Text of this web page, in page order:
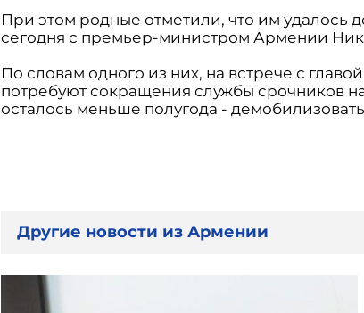
При этом родные отметили, что им удалось
сегодня с премьер-министром Армении
По словам одного из них, на встрече с
потребуют сокращения службы срочников
осталось меньше полугода -
Другие новости из Армении